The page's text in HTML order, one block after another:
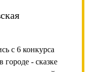
с 6 конкурса
- сказке